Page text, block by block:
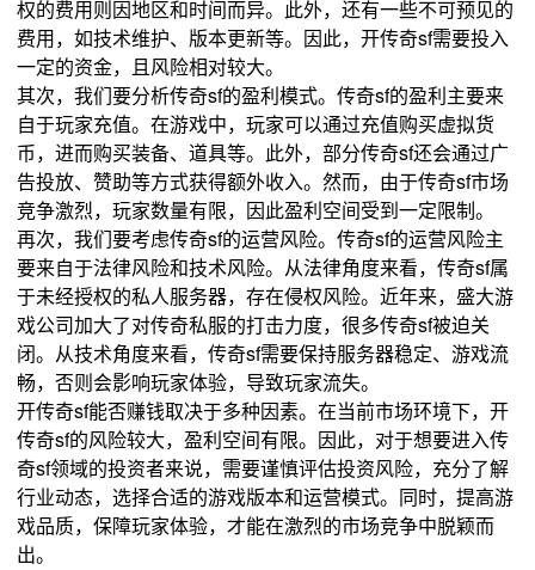
权的费用则因地区和时间而异。此外，还有一些不可预见的
费用，如技术维护、版本更新等。因此，开传奇sf需要投入
一定的资金，且风险相对较大。
其次，我们要分析传奇sf的盈利模式。传奇sf的盈利主要来
自于玩家充值。在游戏中，玩家可以通过充值购买虚拟货
币，进而购买装备、道具等。此外，部分传奇sf还会通过广
告投放、赞助等方式获得额外收入。然而，由于传奇sf市场
竞争激烈，玩家数量有限，因此盈利空间受到一定限制。
再次，我们要考虑传奇sf的运营风险。传奇sf的运营风险主
要来自于法律风险和技术风险。从法律角度来看，传奇sf属
于未经授权的私人服务器，存在侵权风险。近年来，盛大游
戏公司加大了对传奇私服的打击力度，很多传奇sf被迫关
闭。从技术角度来看，传奇sf需要保持服务器稳定、游戏流
畅，否则会影响玩家体验，导致玩家流失。
开传奇sf能否赚钱取决于多种因素。在当前市场环境下，开
传奇sf的风险较大，盈利空间有限。因此，对于想要进入传
奇sf领域的投资者来说，需要谨慎评估投资风险，充分了解
行业动态，选择合适的游戏版本和运营模式。同时，提高游
戏品质，保障玩家体验，才能在激烈的市场竞争中脱颖而
出。